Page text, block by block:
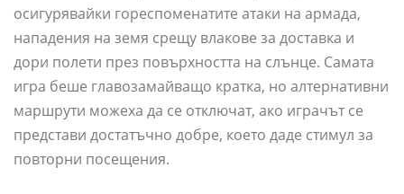
осигурявайки гореспоменатите атаки на армада,
нападения на земя срещу влакове за доставка и
дори полети през повърхността на слънце. Самата
игра беше главозамайващо кратка, но алтернативни
маршрути можеха да се отключат, ако играчът се
представи достатъчно добре, което даде стимул за
повторни посещения.